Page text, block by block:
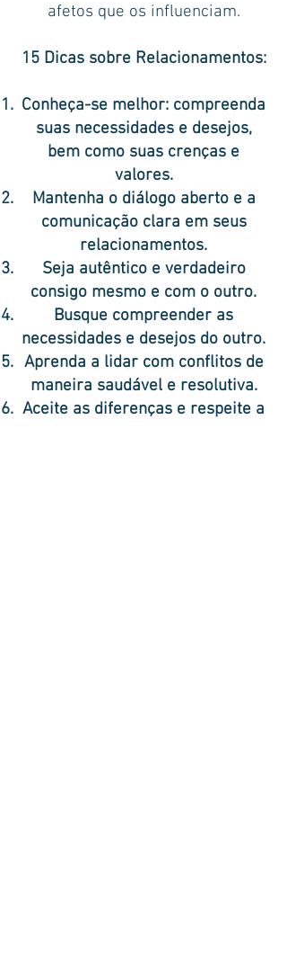
afetos que os influenciam.
15 Dicas sobre Relacionamentos:
Conheça-se melhor: compreenda
suas necessidades e desejos,
bem como suas crenças e
valores.
Mantenha o diálogo aberto e a
comunicação clara em seus
relacionamentos.
Seja autêntico e verdadeiro
consigo mesmo e com o outro.
Busque compreender as
necessidades e desejos do outro.
Aprenda a lidar com conflitos de
maneira saudável e resolutiva.
Aceite as diferenças e respeite a